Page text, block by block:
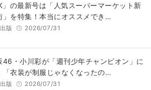
」の最新号は「人気スーパーマーケット新
」を特集！本当にオススメでき…
版 2026/07/31
46・小川彩が「週刊少年チャンピオン」に
「衣装が制服じゃなくなったの…
版 2026/07/31